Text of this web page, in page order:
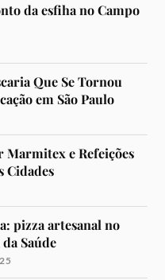
da esfiha no Campo
Que Se Tornou
em São Paulo
Marmitex e Refeições
Cidades
pizza artesanal no
Saúde